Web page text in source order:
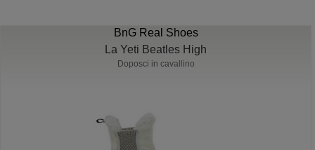
BnG Real Shoes
La Yeti Beatles High
Doposci in cavallino